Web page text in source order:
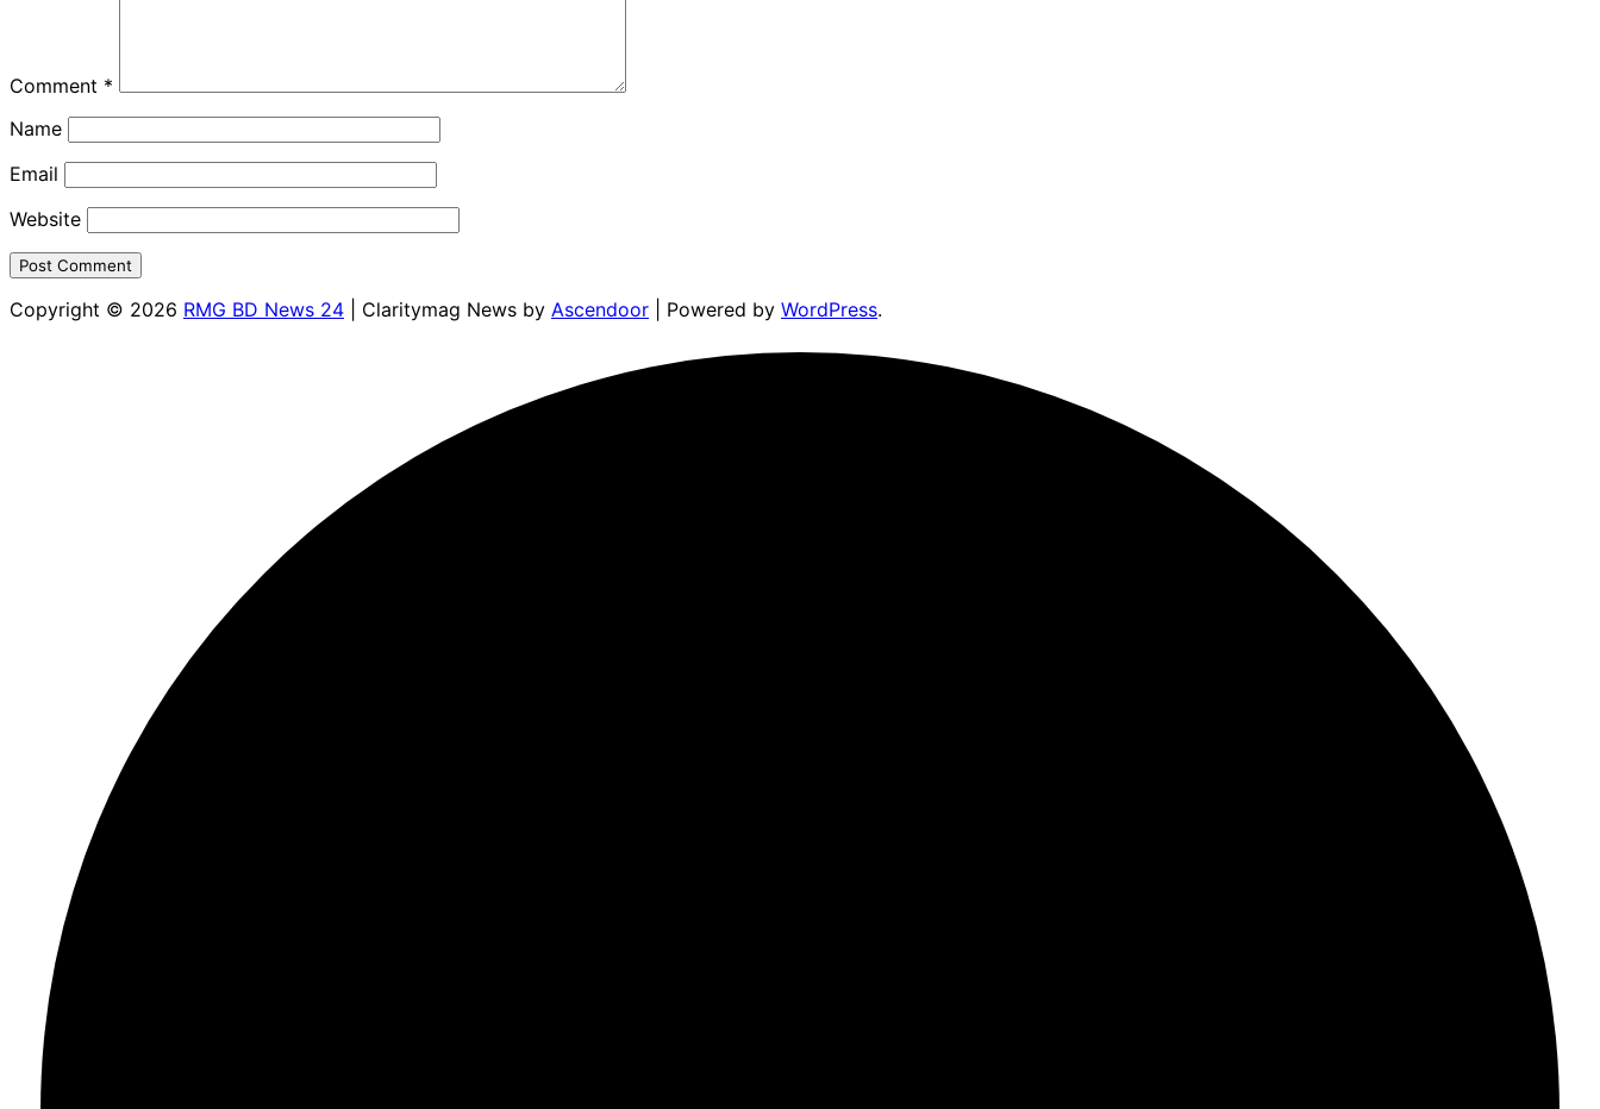
Comment *
Name
Email
Website
Copyright © 2026 RMG BD News 24 | Claritymag News by Ascendoor | Powered by WordPress.